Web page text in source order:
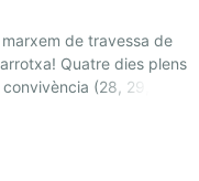
de travessa de
Quatre dies plens
(28, 29, 30 i 31